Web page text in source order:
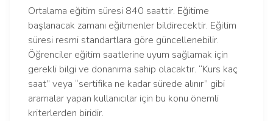
Ortalama eğitim süresi 840 saattir. Eğitime
başlanacak zamanı eğitmenler bildirecektir. Eğitim
süresi resmi standartlara göre güncellenebilir.
Öğrenciler eğitim saatlerine uyum sağlamak için
gerekli bilgi ve donanıma sahip olacaktır. “Kurs kaç
saat” veya “sertifika ne kadar sürede alınır” gibi
aramalar yapan kullanıcılar için bu konu önemli
kriterlerden biridir.